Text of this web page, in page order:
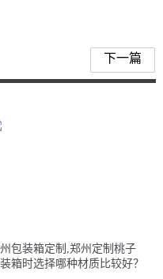
下一篇
包装箱定制,郑州定制桃子
箱时选择哪种材质比较好？